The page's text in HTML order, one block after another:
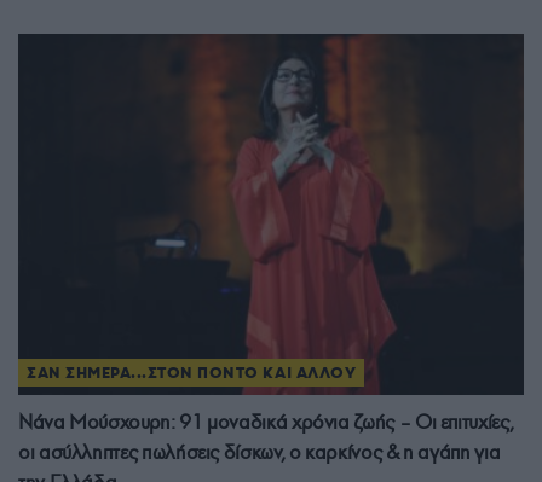
ΣΑΝ ΣΗΜΕΡΑ...ΣΤΟΝ ΠΟΝΤΟ ΚΑΙ ΑΛΛΟΥ
Νάνα Μούσχουρη: 91 μοναδικά χρόνια ζωής – Οι επιτυχίες,
οι ασύλληπτες πωλήσεις δίσκων, ο καρκίνος & η αγάπη για